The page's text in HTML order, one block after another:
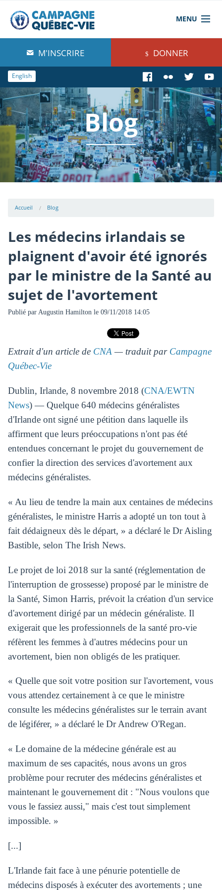
MENU
À propos de nous
Blog
Comprendre
Agir
Boutique
M'INSCRIRE DONNER
English
Blog
Accueil Blog
Les médecins irlandais se
plaignent d'avoir été ignorés
par le ministre de la Santé au
sujet de l'avortement
Publié par Augustin Hamilton le 09/11/2018 14:05
Extrait d'un article de CNA— traduit par Campagne
Québec-Vie
Dublin, Irlande, 8 novembre 2018 (CNA/EWTN
News) — Quelque 640 médecins généralistes
d'Irlande ont signé une pétition dans laquelle ils
affirment que leurs préoccupations n'ont pas été
entendues concernant le projet du gouvernement de
confier la direction des services d'avortement aux
médecins généralistes.
« Au lieu de tendre la main aux centaines de médecins
généralistes, le ministre Harris a adopté un ton tout à
fait dédaigneux dès le départ, » a déclaré le Dr Aisling
Bastible, selon The Irish News.
Le projet de loi 2018 sur la santé (réglementation de
l'interruption de grossesse) proposé par le ministre de
la Santé, Simon Harris, prévoit la création d'un service
d'avortement dirigé par un médecin généraliste. Il
exigerait que les professionnels de la santé pro-vie
réfèrent les femmes à d'autres médecins pour un
avortement, bien non obligés de les pratiquer.
« Quelle que soit votre position sur l'avortement, vous
vous attendez certainement à ce que le ministre
consulte les médecins généralistes sur le terrain avant
de légiférer, » a déclaré le Dr Andrew O'Regan.
« Le domaine de la médecine générale est au
maximum de ses capacités, nous avons un gros
problème pour recruter des médecins généralistes et
maintenant le gouvernement dit : "Nous voulons que
vous le fassiez aussi," mais c'est tout simplement
impossible. »
[...]
L'Irlande fait face à une pénurie potentielle de
médecins disposés à exécuter des avortements ; une